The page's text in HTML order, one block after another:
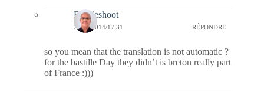
Bernieshoot
27/11/2014/17:31 RÉPONDRE
so you mean that the translation is not automatic ?
for the bastille Day they didn’t is breton really part
of France :)))